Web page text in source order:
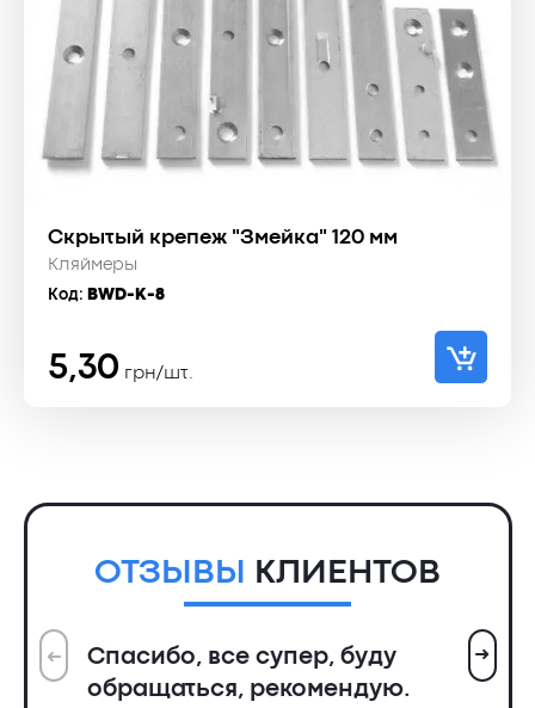
Скрытый крепеж "Змейка" 120 мм
Кляймеры
Код: BWD-K-8
5,30 грн/шт.
ОТЗЫВЫ КЛИЕНТОВ
Спасибо, все супер, буду
обращаться, рекомендую.
➜ ➜